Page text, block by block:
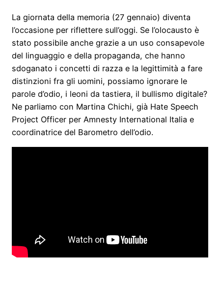
La giornata della memoria (27 gennaio) diventa
l’occasione per riflettere sull’oggi. Se l’olocausto è
stato possibile anche grazie a un uso consapevole
del linguaggio e della propaganda, che hanno
sdoganato i concetti di razza e la legittimità a fare
distinzioni fra gli uomini, possiamo ignorare le
parole d’odio, i leoni da tastiera, il bullismo digitale?
Ne parliamo con Martina Chichi, già Hate Speech
Project Officer per Amnesty International Italia e
coordinatrice del Barometro dell’odio.